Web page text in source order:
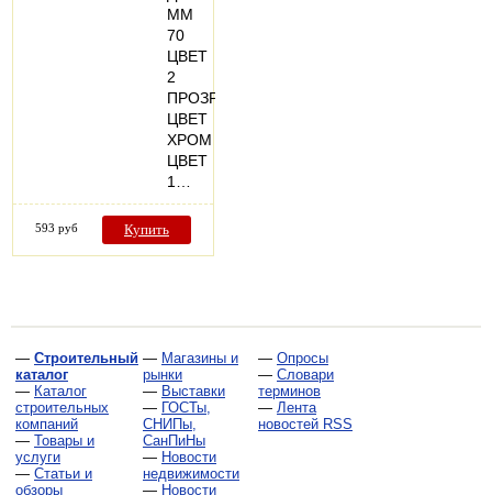
ММ
70
ЦВЕТ
2
ПРОЗРАЧНЫЙ
ЦВЕТ
ХРОМ
ЦВЕТ
1…
593 руб Купить
— Строительный
каталог
— Каталог
строительных
компаний
— Товары и
услуги
— Статьи и
обзоры
— Магазины и
рынки
— Выставки
— ГОСТы,
СНИПы,
СанПиНы
— Новости
недвижимости
— Новости
— Опросы
— Словари
терминов
— Лента
новостей RSS